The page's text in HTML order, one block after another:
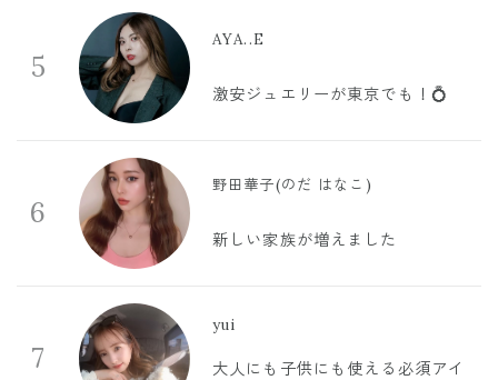
5
AYA..E
激安ジュエリーが東京でも！💍
6
野田華子(のだ はなこ)
新しい家族が増えました
7
yui
大人にも子供にも使える必須アイ